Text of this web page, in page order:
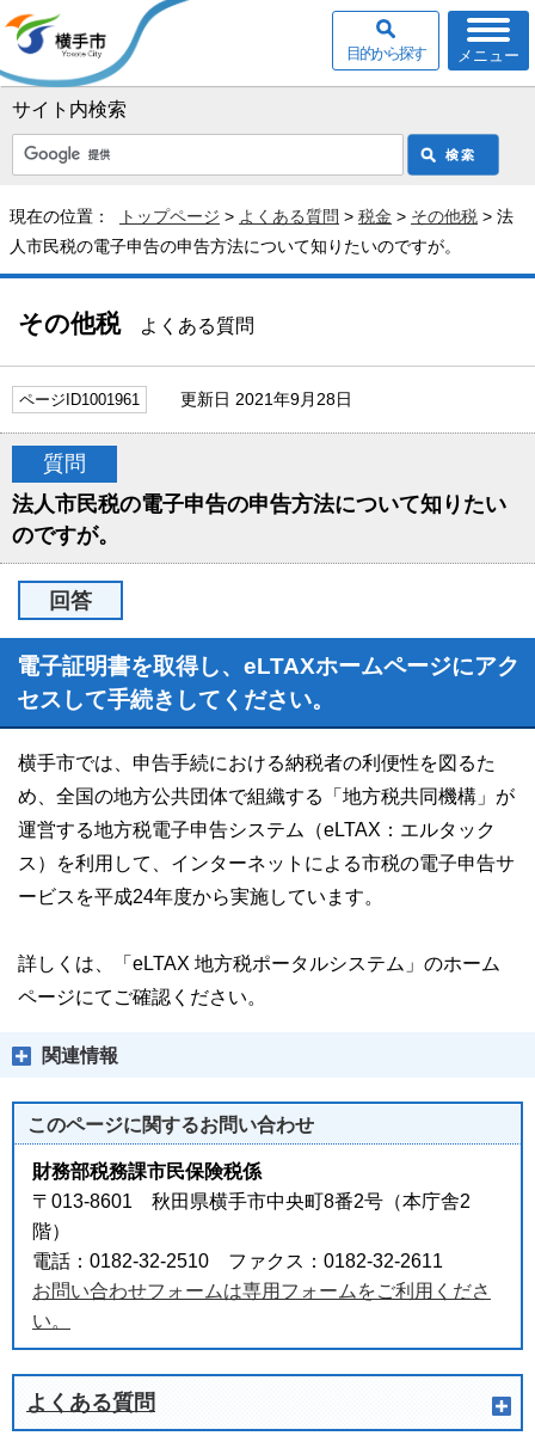
サイト内検索
メニュー
目的から探す
現在の位置： トップページ > よくある質問 > 税金 > その他税 > 法
人市民税の電子申告の申告方法について知りたいのですが。
その他税よくある質問
ページID1001961 更新日 2021年9月28日
質問
法人市民税の電子申告の申告方法について知りたい
のですが。
回答
電子証明書を取得し、eLTAXホームページにアク
セスして手続きしてください。
横手市では、申告手続における納税者の利便性を図るた
め、全国の地方公共団体で組織する「地方税共同機構」が
運営する地方税電子申告システム（eLTAX：エルタック
ス）を利用して、インターネットによる市税の電子申告サ
ービスを平成24年度から実施しています。
詳しくは、「eLTAX 地方税ポータルシステム」のホーム
ページにてご確認ください。
関連情報
このページに関するお問い合わせ
財務部税務課市民保険税係
〒013-8601 秋田県横手市中央町8番2号（本庁舎2
階）
電話：0182-32-2510 ファクス：0182-32-2611
お問い合わせフォームは専用フォームをご利用くださ
い。
よくある質問